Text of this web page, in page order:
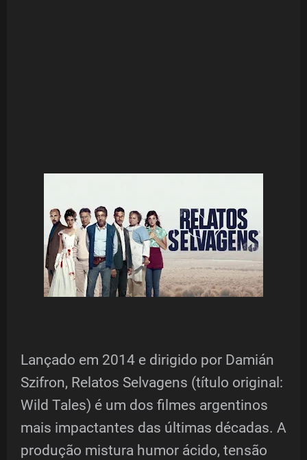
Lançado em 2014 e dirigido por Damián
Szifron, Relatos Selvagens (título original:
Wild Tales) é um dos filmes argentinos
mais impactantes das últimas décadas. A
produção mistura humor ácido, tensão